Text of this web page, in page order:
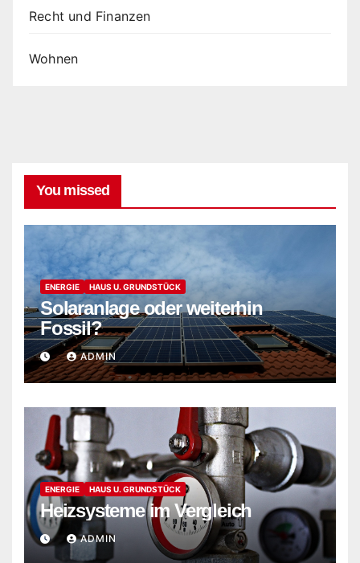
Recht und Finanzen
Wohnen
You missed
ENERGIE HAUS U. GRUNDSTÜCK
Solaranlage oder weiterhin
Fossil?
ADMIN
ENERGIE HAUS U. GRUNDSTÜCK
Heizsysteme im Vergleich
ADMIN